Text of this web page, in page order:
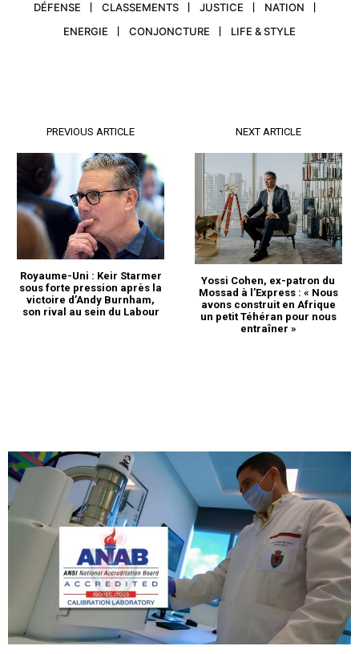
le1.ma
l'intelligence de
l'information
S'ABONNER MAINTENANT
Insight Publications
À propos
Nous contacter
Formules d’abonnement
DÉFENSE CLASSEMENTS JUSTICE
NATION
ENERGIE
CONJONCTURE LIFE & STYLE
PREVIOUS ARTICLE
Royaume-Uni : Keir Starmer
sous forte pression après la
victoire d’Andy Burnham,
son rival au sein du Labour
NEXT ARTICLE
Yossi Cohen, ex-patron du
Mossad à l’Express : « Nous
avons construit en Afrique
un petit Téhéran pour nous
entraîner »